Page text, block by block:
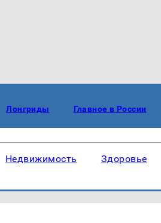
Лонгриды Главное в России
Недвижимость Здоровье